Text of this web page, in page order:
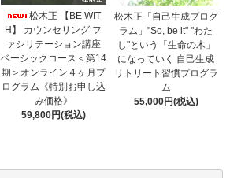
松木正 【BE WIT
H】 カウンセリング フ
ァシリテーション講座
ベーシックコース＜第14
期＞オンライン４ヶ月プ
ログラム《特別お申し込
み価格》
59,800円(税込)
松木正「自己生成プログ
ラム」"So, be it" "わた
し"という「生命の木」
になっていく 自己生成
リトリート習慣プログラ
ム
55,000円(税込)